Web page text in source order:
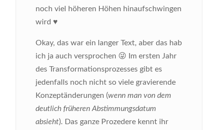
noch viel höheren Höhen hinaufschwingen
wird ♥️
Okay, das war ein langer Text, aber das hab
ich ja auch versprochen 😜 Im ersten Jahr
des Transformationsprozesses gibt es
jedenfalls noch nicht so viele gravierende
Konzeptänderungen (wenn man von dem
deutlich früheren Abstimmungsdatum
absieht). Das ganze Prozedere kennt ihr